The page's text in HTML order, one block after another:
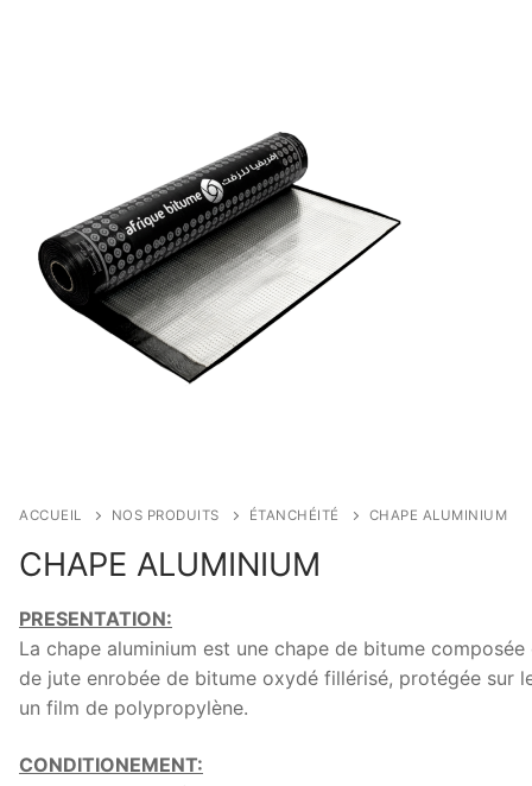
ACCUEIL NOS PRODUITS ÉTANCHÉITÉ CHAPE ALUMINIUM
CHAPE ALUMINIUM
PRESENTATION:
La chape aluminium est une chape de bitume composée
de jute enrobée de bitume oxydé fillérisé, protégée sur
un film de polypropylène.
CONDITIONEMENT: